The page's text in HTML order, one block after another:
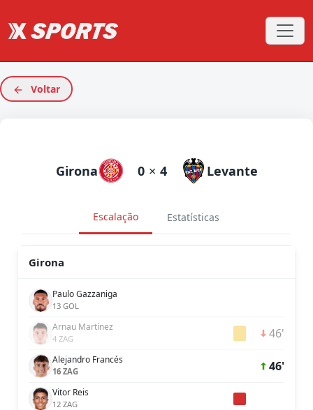
Voltar
Girona 0 × 4 Levante
Escalação Estatísticas
Girona
Paulo Gazzaniga
13 GOL
Arnau Martínez
4 ZAG 46'
Alejandro Francés
16 ZAG 46'
Vitor Reis
12 ZAG